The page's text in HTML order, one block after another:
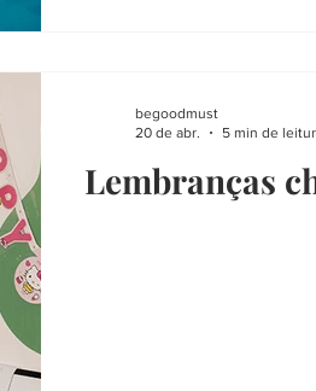
Lembranças
begoodmust
20 de abr.
5 min de